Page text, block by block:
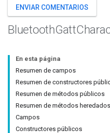
ENVIAR COMENTARIOS
BluetoothGatt
En esta página
Resumen de campos
Resumen de constructores
Resumen de métodos públicos
Resumen de métodos heredados
Campos
Constructores públicos